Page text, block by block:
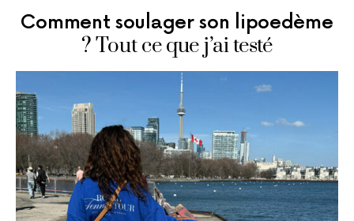
Comment soulager son lipoedème
? Tout ce que j’ai testé